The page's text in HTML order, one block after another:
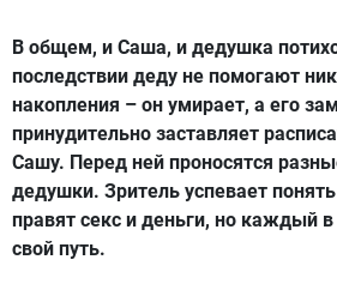
В общем, и Саша, и дедушка
последствии деду не помогают
накопления – он умирает, а его
принудительно заставляет
Сашу. Перед ней проносятся
дедушки. Зритель успевает
правят секс и деньги, но каждый
свой путь.